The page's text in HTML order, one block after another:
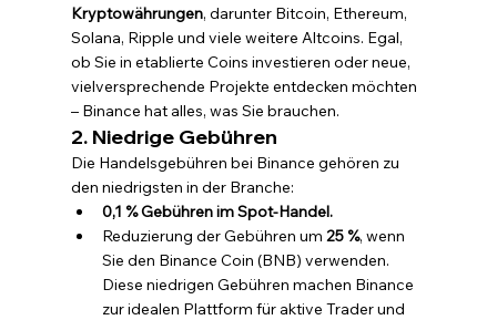
Kryptowährungen, darunter Bitcoin, Ethereum,
Solana, Ripple und viele weitere Altcoins. Egal,
ob Sie in etablierte Coins investieren oder neue,
vielversprechende Projekte entdecken möchten
– Binance hat alles, was Sie brauchen.
2. Niedrige Gebühren
Die Handelsgebühren bei Binance gehören zu
den niedrigsten in der Branche:
0,1 % Gebühren im Spot-Handel.
Reduzierung der Gebühren um 25 %, wenn
Sie den Binance Coin (BNB) verwenden.
Diese niedrigen Gebühren machen Binance
zur idealen Plattform für aktive Trader und